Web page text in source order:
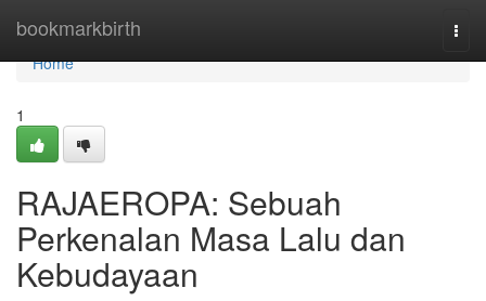
bookmarkbirth
Home
Home
1
RAJAEROPA: Sebuah
Perkenalan Masa Lalu dan
Kebudayaan